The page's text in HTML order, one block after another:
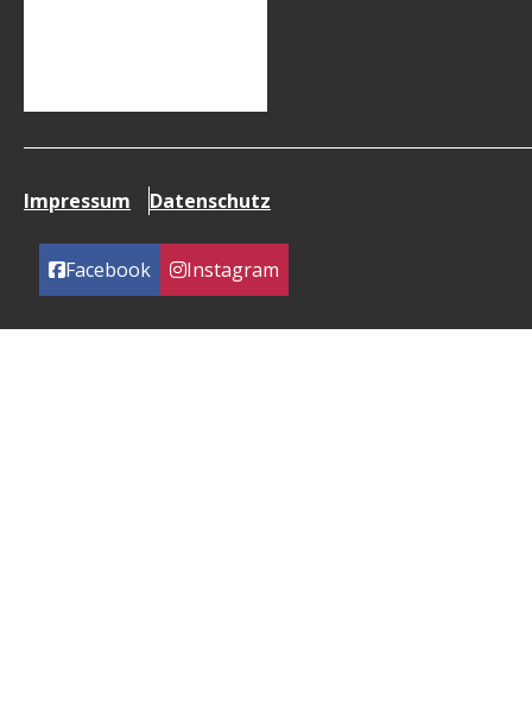
Impressum Datenschutz
Facebook Instagram
Umsetzung: Quévin Marques